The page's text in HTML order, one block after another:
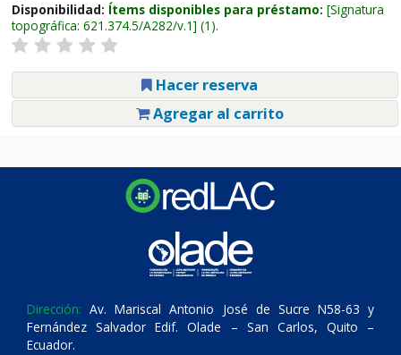
Disponibilidad: Ítems disponibles para préstamo: Signatura
topográfica: 621.374.5/A282/v.1 (1).
Hacer reserva
Agregar al carrito
Dirección: Av. Mariscal Antonio José de Sucre N58-63 y
Fernández Salvador Edif. Olade – San Carlos, Quito –
Ecuador.